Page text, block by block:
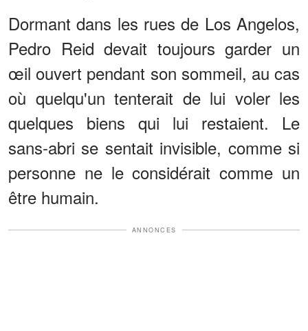
Dormant dans les rues de Los Angelos,
Pedro Reid devait toujours garder un
œil ouvert pendant son sommeil, au cas
où quelqu'un tenterait de lui voler les
quelques biens qui lui restaient. Le
sans-abri se sentait invisible, comme si
personne ne le considérait comme un
être humain.
ANNONCES